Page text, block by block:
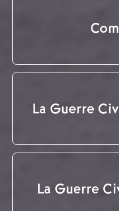
La Guerre
La Guerre